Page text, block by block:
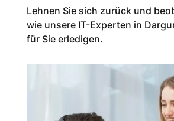
Lehnen Sie sich zurück und
wie unsere IT-Experten in
für Sie erledigen.